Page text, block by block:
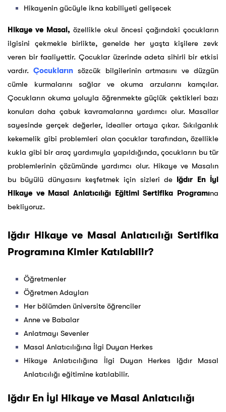
Hikayenin gücüyle ikna kabiliyeti gelişecek
Hikaye ve Masal, özellikle okul öncesi çağındaki çocukların
ilgisini çekmekle birlikte, genelde her yaşta kişilere zevk
veren bir faaliyettir. Çocuklar üzerinde adeta sihirli bir etkisi
vardır. Çocukların sözcük bilgilerinin artmasını ve düzgün
cümle kurmalarını sağlar ve okuma arzularını kamçılar.
Çocukların okuma yoluyla öğrenmekte güçlük çektikleri bazı
konuları daha çabuk kavramalarına yardımcı olur. Masallar
sayesinde gerçek değerler, idealler ortaya çıkar. Sıkılganlık
kekemelik gibi problemleri olan çocuklar tarafından, özellikle
kukla gibi bir araç yardımıyla yapıldığında, çocukların bu tür
problemlerinin çözümünde yardımcı olur. Hikaye ve Masalın
bu büyülü dünyasını keşfetmek için sizleri de Iğdır En İyi
Hikaye ve Masal Anlatıcılığı Eğitimi Sertifika Programına
bekliyoruz.
Iğdır Hikaye ve Masal Anlatıcılığı Sertifika
Programına Kimler Katılabilir?
Öğretmenler
Öğretmen Adayları
Her bölümden üniversite öğrenciler
Anne ve Babalar
Anlatmayı Sevenler
Masal Anlatıcılığına İlgi Duyan Herkes
Hikaye Anlatıcılığına İlgi Duyan Herkes Iğdır Masal
Anlatıcılığı eğitimine katılabilir.
Iğdır En İyi Hikaye ve Masal Anlatıcılığı